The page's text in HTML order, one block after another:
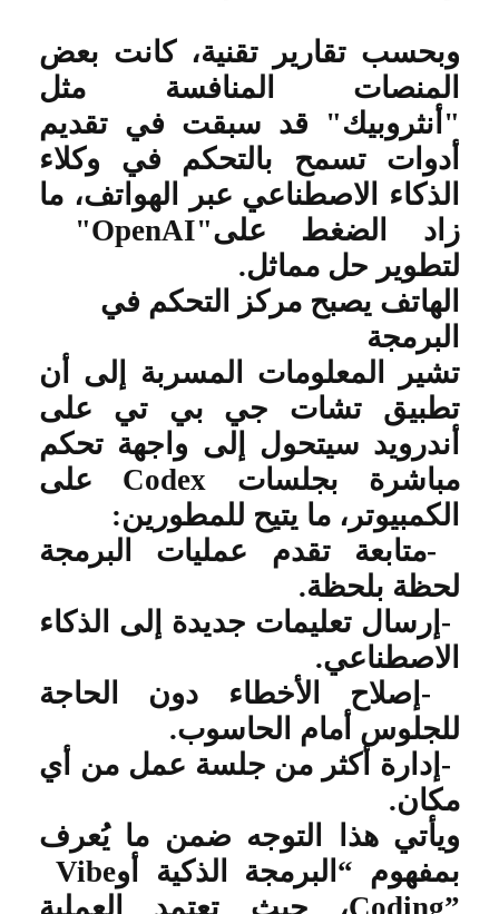
وبحسب تقارير تقنية، كانت بعض
المنصات المنافسة مثل
"أنثروبيك" قد سبقت في تقديم
أدوات تسمح بالتحكم في وكلاء
الذكاء الاصطناعي عبر الهواتف، ما
زاد الضغط على"OpenAI"
لتطوير حل مماثل.
الهاتف يصبح مركز التحكم في
البرمجة
تشير المعلومات المسربة إلى أن
تطبيق تشات جي بي تي على
أندرويد سيتحول إلى واجهة تحكم
مباشرة بجلسات Codex على
الكمبيوتر، ما يتيح للمطورين:
-متابعة تقدم عمليات البرمجة
لحظة بلحظة.
- إرسال تعليمات جديدة إلى الذكاء
الاصطناعي.
- إصلاح الأخطاء دون الحاجة
للجلوس أمام الحاسوب.
- إدارة أكثر من جلسة عمل من أي
مكان.
ويأتي هذا التوجه ضمن ما يُعرف
بمفهوم “البرمجة الذكية أوVibe
Coding”، حيث تعتمد العملية